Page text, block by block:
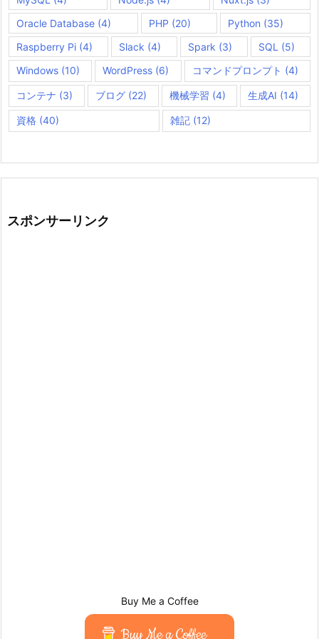
Oracle Database (4) PHP (20) Python (35)
Raspberry Pi (4) Slack (4) Spark (3) SQL (5)
Windows (10) WordPress (6) コマンドプロンプト (4)
コンテナ (3) ブログ(22) 機械学習 (4) 生成AI (14)
資格 (40) 雑記(12)
スポンサーリンク
Buy Me a Coffee
Buy Me a Coffee